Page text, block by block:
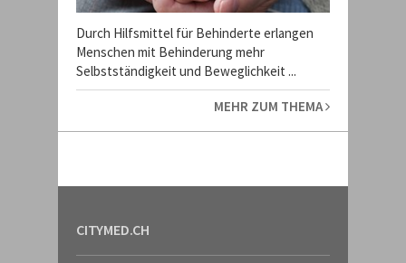
Durch Hilfsmittel für Behinderte erlangen
Menschen mit Behinderung mehr
Selbstständigkeit und Beweglichkeit ...
MEHR ZUM THEMA
CITYMED.CH